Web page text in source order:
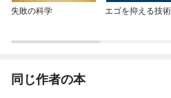
失敗の科学 エゴを抑える技術
同じ作者の本